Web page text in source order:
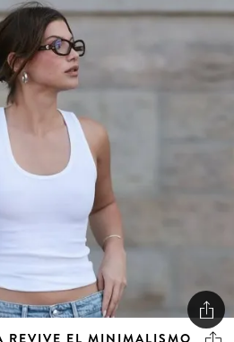
REVIVE EL MINIMALISMO